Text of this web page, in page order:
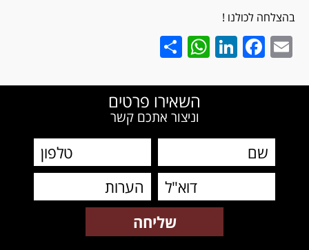
בהצלחה לכולנו !
Email
Facebook
LinkedIn
WhatsApp
השאירו פרטים
וניצור אתכם קשר